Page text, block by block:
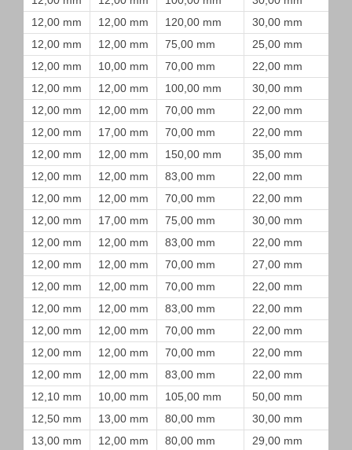
12,00 mm
12,00 mm 120,00 mm
30,00 mm
12,00 mm
12,00 mm 75,00 mm
25,00 mm
12,00 mm
10,00 mm 70,00 mm
22,00 mm
12,00 mm
12,00 mm 100,00 mm
30,00 mm
12,00 mm
12,00 mm 70,00 mm
22,00 mm
12,00 mm
17,00 mm 70,00 mm
22,00 mm
12,00 mm
12,00 mm 150,00 mm
35,00 mm
12,00 mm
12,00 mm 83,00 mm
22,00 mm
12,00 mm
12,00 mm 70,00 mm
22,00 mm
12,00 mm
17,00 mm 75,00 mm
30,00 mm
12,00 mm
12,00 mm 83,00 mm
22,00 mm
12,00 mm
12,00 mm 70,00 mm
27,00 mm
12,00 mm
12,00 mm 70,00 mm
22,00 mm
12,00 mm
12,00 mm 83,00 mm
22,00 mm
12,00 mm
12,00 mm 70,00 mm
22,00 mm
12,00 mm
12,00 mm 70,00 mm
22,00 mm
12,00 mm
12,00 mm 83,00 mm
22,00 mm
12,10 mm
10,00 mm 105,00 mm
50,00 mm
12,50 mm
13,00 mm 80,00 mm
30,00 mm
13,00 mm
12,00 mm 80,00 mm
29,00 mm